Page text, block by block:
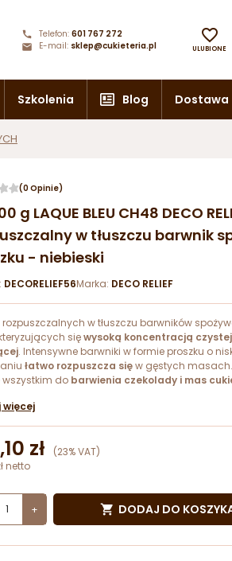
Telefon: 601 767 272
E-mail: sklep@cukieteria.pl

ULUBIONE
Szkolenia Blog Dostawa
(0 Opinie)
g LAQUE BLEU CH48 DECO
w tłuszczu barwnik
- niebieski
DECORELIEF56Marka: DECO RELIEF
w tłuszczu barwników
sięwysoką koncentracją
. Intensywne barwniki w formie proszku o
łatwo rozpuszcza sięw gęstych
wszystkim do barwienia czekolady i mas
więcej
zł (23% VAT)
netto
+  DODAJ DO